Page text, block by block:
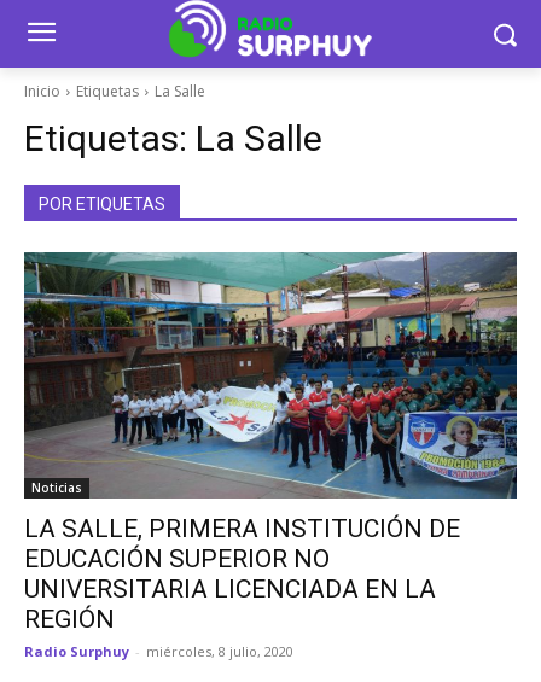
Inicio Etiquetas La Salle
Etiquetas: La Salle
POR ETIQUETAS
Noticias
LA SALLE, PRIMERA INSTITUCIÓN DE
EDUCACIÓN SUPERIOR NO
UNIVERSITARIA LICENCIADA EN LA
REGIÓN
Radio Surphuy - miércoles, 8 julio, 2020